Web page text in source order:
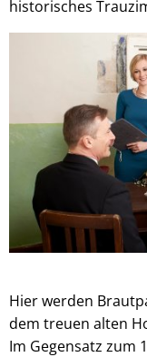
historisches
Hier werden
dem treuen alten
Im Gegensatz zum